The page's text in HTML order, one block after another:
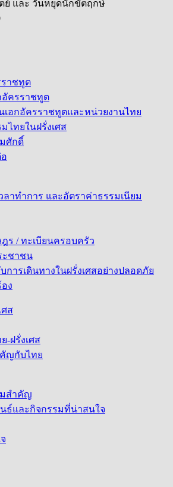
ย์ และ วันหยุดนักขัตฤกษ์
ราชทูต
อัครราชทูต
เอกอัครราชทูตและหน่วยงานไทย
ไทยในฝรั่งเศส
ศักดิ์
ลาทำการ และอัตราค่าธรรมเนียม
ร / ทะเบียนครอบครัว
ะชาชน
ารเดินทางในฝรั่งเศสอย่างปลอดภัย
ง
ศส
-ฝรั่งเศส
ญกับไทย
สำคัญ
ธ์และกิจกรรมที่น่าสนใจ